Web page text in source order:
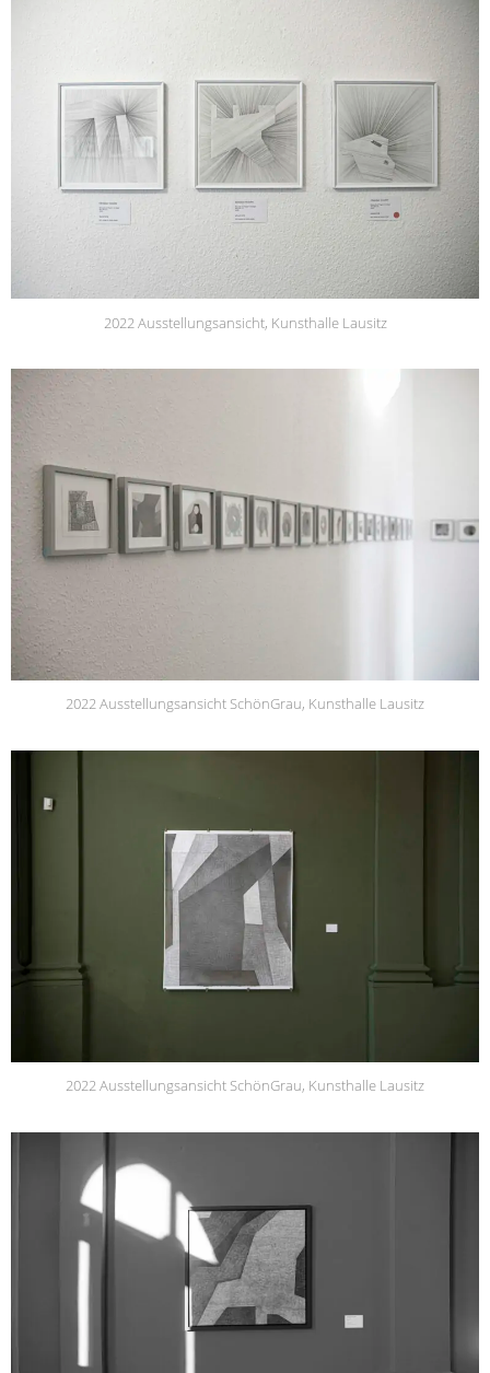
2022 Ausstellungsansicht, Kunsthalle Lausitz
2022 Ausstellungsansicht SchönGrau, Kunsthalle Lausitz
2022 Ausstellungsansicht SchönGrau, Kunsthalle Lausitz